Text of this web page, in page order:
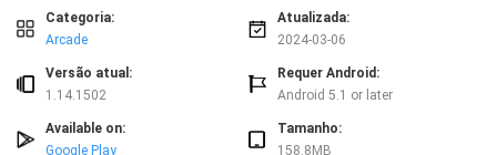
Categoria:
Arcade
Atualizada:
2024-03-06
Versão atual:
1.14.1502
Requer Android:
Android 5.1 or later
Available on:
Google Play
Tamanho:
158.8MB